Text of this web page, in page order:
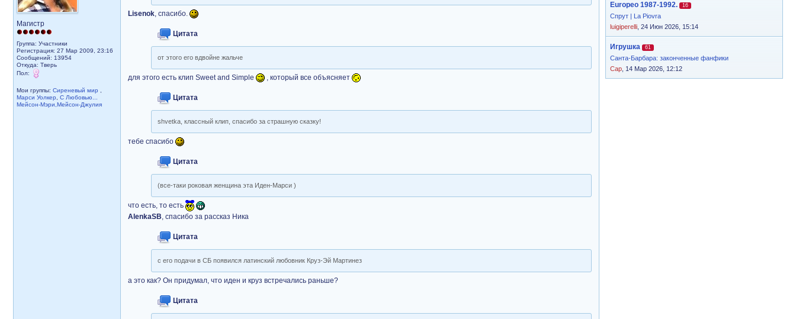
Europeo 1987-1992. 16
Спрут | La Piovra
luigiperelli , 24 Июн 2026, 15:14
Игрушка 61
Санта-Барбара: законченные фанфики
Cap , 14 Мар 2026, 12:12
Магистр
Группа: Участники
Регистрация: 27 Мар 2009, 23:16
Сообщений: 13954
Откуда: Тверь
Пол:
Мои группы: Сиреневый мир
Марси Уолкер
С Любовью...
Мейсон-Мэри,Мейсон-Джулия
Lisenok, спасибо.
Цитата
от этого его вдвойне жальче
для этого есть клип Sweet and Simple , который все объясняет
Цитата
shvetka, классный клип, спасибо за страшную сказку!
тебе спасибо
Цитата
(все-таки роковая женщина эта Иден-Марси )
что есть, то есть
AlenkaSB, спасибо за рассказ Ника
Цитата
с его подачи в СБ появился латинский любовник Круз-Эй Мартинез
а это как? Он придумал, что иден и круз встречались раньше?
Цитата